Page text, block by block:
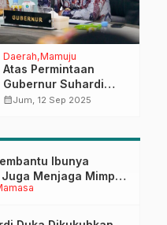
Daerah Mamuju
Atas Permintaan
Gubernur Suhardi
Duka, 14 Perusahaan
Stunting dan
Kemiskinan Ekstrem
calendar_monthJum, 12 Sep 2025
Ibunya
Menjaga Mimpi
Cita-Cita